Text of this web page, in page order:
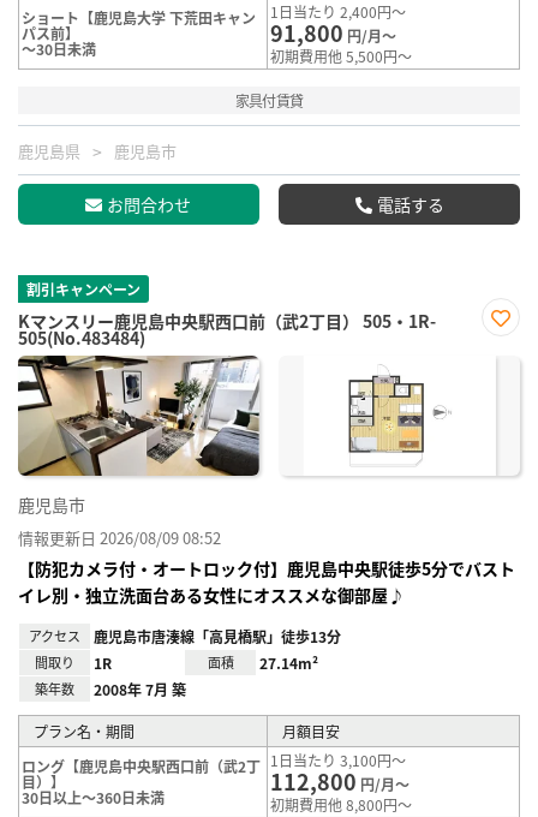
ショート【鹿児島大学 下荒田キャン
パス前】
～30日未満
1日当たり 2,400円～
91,800 円/月～
初期費用他 5,500円～
家具付賃貸
鹿児島県 鹿児島市
お問合わせ 電話する
割引キャンペーン
Kマンスリー鹿児島中央駅西口前（武2丁目） 505・1R-
505(No.483484)
に入
鹿児島市
情報更新日 2026/08/09 08:52
【防犯カメラ付・オートロック付】鹿児島中央駅徒歩5分でバスト
イレ別・独立洗面台ある女性にオススメな御部屋♪
アクセス 鹿児島市唐湊線「高見橋駅」徒歩13分
間取り 1R 面積 27.14m²
築年数 2008年 7月 築
プラン名・期間
月額目安
ロング【鹿児島中央駅西口前（武2丁
目）】
30日以上～360日未満
1日当たり 3,100円～
112,800 円/月～
初期費用他 8,800円～